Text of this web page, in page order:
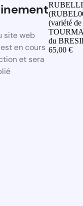
site web
en cours
et sera
(variété de
du
65,00 €